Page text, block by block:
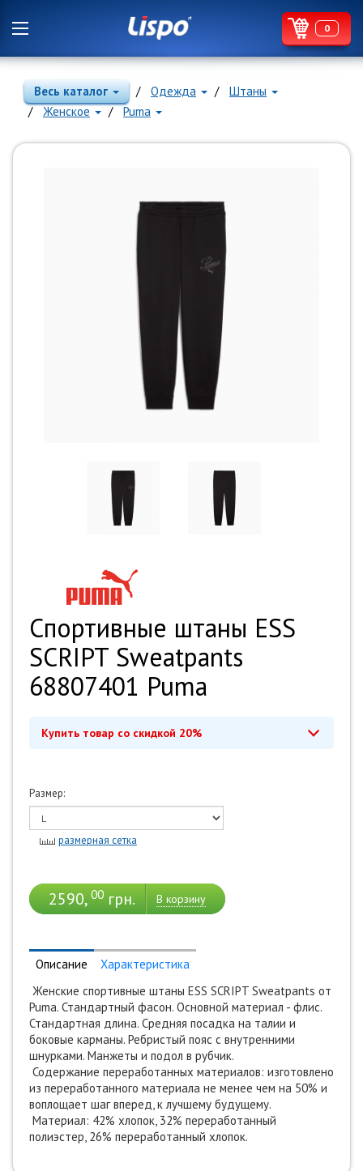
0
Весь каталог Одежда
Штаны
Женское
Puma
Спортивные штаны ESS
SCRIPT Sweatpants
68807401 Puma
Купить товар со скидкой 20%
Купить с промокодом
Размер:
размерная сетка
2590, 00 грн. В корзину
Описание
Характеристика
Женские спортивные штаны ESS SCRIPT Sweatpants от
Puma. Стандартный фасон. Основной материал - флис.
Стандартная длина. Средняя посадка на талии и
боковые карманы. Ребристый пояс с внутренними
шнурками. Манжеты и подол в рубчик.
Содержание переработанных материалов: изготовлено
из переработанного материала не менее чем на 50% и
воплощает шаг вперед, к лучшему будущему.
Материал: 42% хлопок, 32% переработанный
полиэстер, 26% переработанный хлопок.